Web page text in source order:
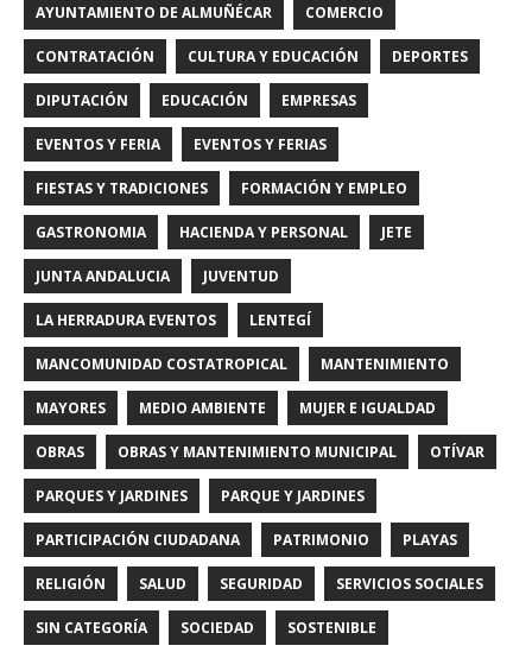
AYUNTAMIENTO DE ALMUÑÉCAR COMERCIO
CONTRATACIÓN CULTURA Y EDUCACIÓN DEPORTES
DIPUTACIÓN EDUCACIÓN EMPRESAS
EVENTOS Y FERIA EVENTOS Y FERIAS
FIESTAS Y TRADICIONES FORMACIÓN Y EMPLEO
GASTRONOMIA HACIENDA Y PERSONAL JETE
JUNTA ANDALUCIA JUVENTUD
LA HERRADURA EVENTOS LENTEGÍ
MANCOMUNIDAD COSTATROPICAL MANTENIMIENTO
MAYORES MEDIO AMBIENTE MUJER E IGUALDAD
OBRAS OBRAS Y MANTENIMIENTO MUNICIPAL OTÍVAR
PARQUES Y JARDINES PARQUE Y JARDINES
PARTICIPACIÓN CIUDADANA PATRIMONIO PLAYAS
RELIGIÓN SALUD SEGURIDAD SERVICIOS SOCIALES
SIN CATEGORÍA SOCIEDAD SOSTENIBLE